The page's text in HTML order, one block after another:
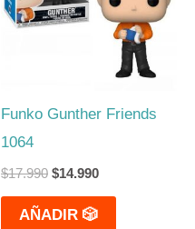
Funko Gunther Friends
1064
$17.990 $14.990
AÑADIR 🎲